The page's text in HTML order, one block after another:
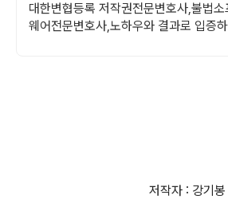
대한변협등록 저작권전문변호사,불법소
웨어전문변호사,노하우와 결과로 입증
저작자 : 강기